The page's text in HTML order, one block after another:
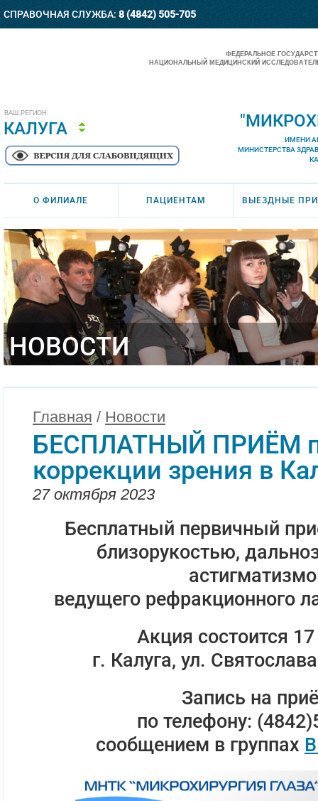
СПРАВОЧНАЯ СЛУЖБА: 8 (4842) 505-705
ВАШ РЕГИОН:
КАЛУГА
ФЕДЕРАЛЬНОЕ
НАЦИОНАЛЬНЫЙ МЕДИЦИНСКИЙ
ИМЕНИ
МИНИСТЕРСТВА
О ФИЛИАЛЕ ПАЦИЕНТАМ ВЫЕЗДНЫЕ
НОВОСТИ
Главная / Новости
БЕСПЛАТНЫЙ ПРИЁМ
коррекции зрения в
27 октября 2023
Бесплатный первичный
близорукостью,
ведущего рефракционного
Акция состоится
г. Калуга, ул.
Запись на
по телефону:
сообщением в группах